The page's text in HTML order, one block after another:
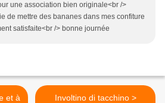
une association bien originale<br />
de mettre des bananes dans mes confiture
satisfaite<br /> bonne journée
Involtino di tacchino >